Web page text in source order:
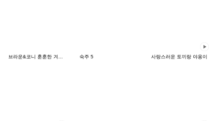
브라운&코니 훈훈한 겨울 데이트 숙주 5 사랑스러운 토끼랑 야옹이